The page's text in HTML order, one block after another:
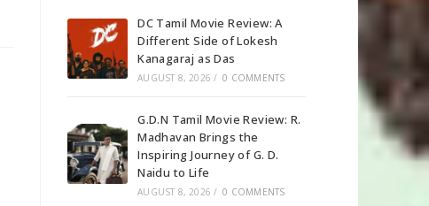
DC Tamil Movie Review: A
Different Side of Lokesh
Kanagaraj as Das
AUGUST 8, 2026 / 0 COMMENTS
G.D.N Tamil Movie Review: R.
Madhavan Brings the
Inspiring Journey of G. D.
Naidu to Life
AUGUST 8, 2026 / 0 COMMENTS